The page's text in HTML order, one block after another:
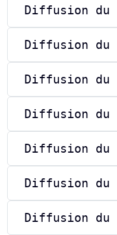
Diffusion du
Diffusion du
Diffusion du
Diffusion du
Diffusion du
Diffusion du
Diffusion du